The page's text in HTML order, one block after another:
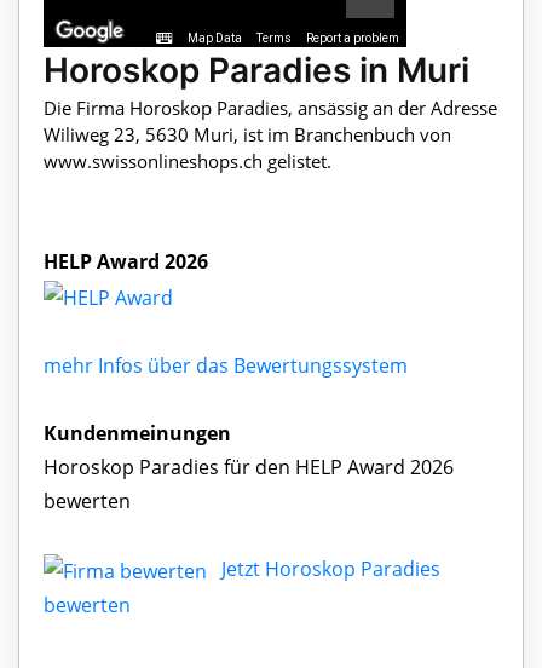
Map Data Terms Report a problem
Horoskop Paradies in Muri
Die Firma Horoskop Paradies, ansässig an der Adresse
Wiliweg 23, 5630 Muri, ist im Branchenbuch von
www.swissonlineshops.ch gelistet.
HELP Award 2026
mehr Infos über das Bewertungssystem
Kundenmeinungen
Horoskop Paradies für den HELP Award 2026
bewerten
Jetzt Horoskop Paradies
bewerten